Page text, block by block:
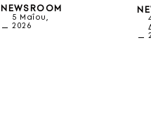
NEWSROOM
5 Μαΐου,
2026